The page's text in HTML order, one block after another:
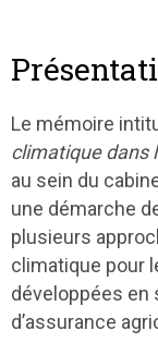
Le mémoire
climatique dans
au sein du
une démarche
plusieurs
climatique pour
développées en
d’assurance